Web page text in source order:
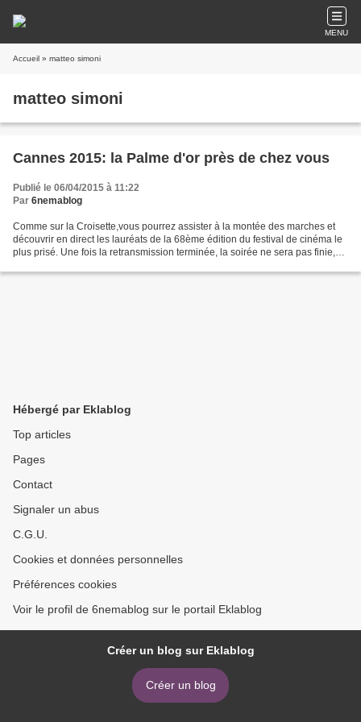
MENU
Accueil » matteo simoni
matteo simoni
Cannes 2015: la Palme d'or près de chez vous
Publié le 06/04/2015 à 11:22
Par 6nemablog
Comme sur la Croisette,vous pourrez assister à la montée des marches et
découvrir en direct les lauréats de la 68ème édition du festival de cinéma le
plus prisé. Une fois la retransmission terminée, la soirée ne sera pas finie,
Hébergé par Eklablog
Top articles
Pages
Contact
Signaler un abus
C.G.U.
Cookies et données personnelles
Préférences cookies
Voir le profil de 6nemablog sur le portail Eklablog
Créer un blog sur Eklablog
Créer un blog